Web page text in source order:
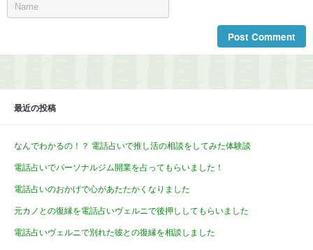
最近の投稿
なんでわかるの！？ 電話占いで推し活の相談をしてみた体験談
電話占いでパーソナルジム開業を占ってもらいました！
電話占いのおかげで心があたたかくなりました
元カノとの復縁を電話占いヴェルニで後押ししてもらいました
電話占いヴェルニで別れた彼との復縁を相談しました